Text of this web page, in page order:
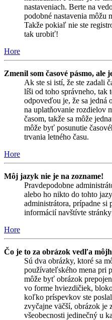
nastaveniach. Berte na
podobné nastavenia môžu
Takže pokiaľ nie ste
tak urobiť!
Hore
Zmenil som časové pásmo, ale
Ak ste si istí, že ste zadali
líši od toho správneho, tak
odpoveďou je, že sa jedná
na uplatňovanie rozdielov
časom, takže sa môže
môže byť posunutie
trvania letného času.
Hore
Môj jazyk nie je na zozname!
Pravdepodobne
alebo ho nikto do tohto
administrátora, prípadne si
informácií navštívte stránky
Hore
Čo je to za obrázok vedľa
Sú dva obrázky, ktoré sa
používateľského mena pri
môže byť obrázok
vo forme hviezdičiek,
koľko príspevkov ste
zvyčajne väčší, obrázok je
všeobecnosti jedinečný u